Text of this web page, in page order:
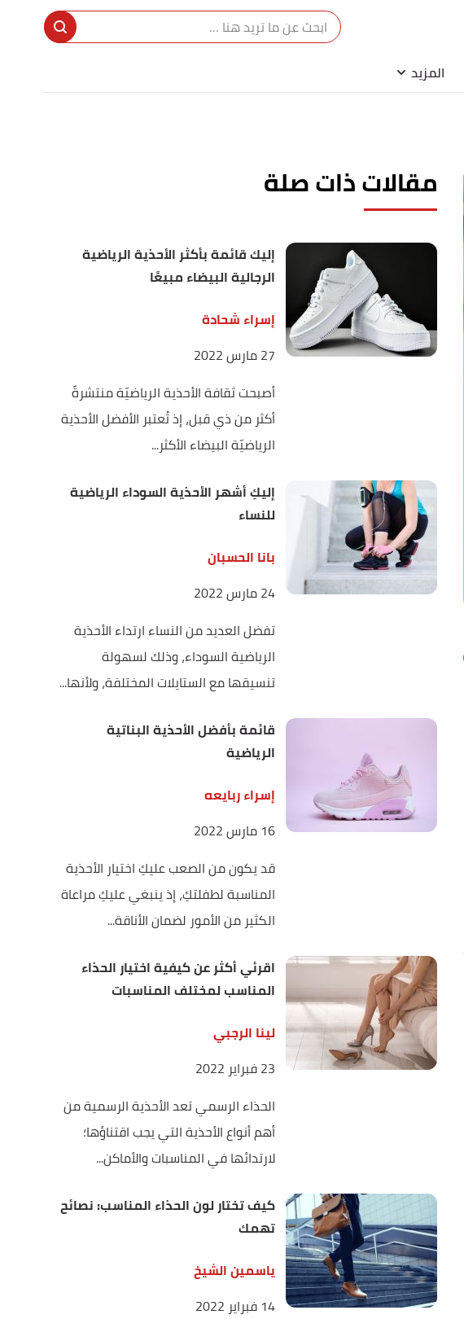
المزيد
مقالات ذات صلة
إليك قائمة بأكثر الأحذية الرياضية
الرجالية البيضاء مبيعًا
إسراء شحادة
27 مارس 2022
أصبحت ثقافة الأحذية الرياضيّة منتشرةً
أكثر من ذي قبل، إذ تُعتبر الأفضل الأحذية
الرياضيّة البيضاء الأكثر...
إليكِ أشهر الأحذية السوداء الرياضية
للنساء
بانا الحسبان
24 مارس 2022
تفضل العديد من النساء ارتداء الأحذية
الرياضية السوداء، وذلك لسهولة
تنسيقها مع الستايلات المختلفة، ولأنها...
قائمة بأفضل الأحذية البناتية
الرياضية
إسراء ربايعه
16 مارس 2022
قد يكون من الصعب عليكِ اختيار الأحذية
المناسبة لطفلتكِ، إذ ينبغي عليكِ مراعاة
الكثير من الأمور لضمان الأناقة...
اقرئي أكثر عن كيفية اختيار الحذاء
المناسب لمختلف المناسبات
لينا الرجبي
23 فبراير 2022
الحذاء الرسمي تعد الأحذية الرسمية من
أهم أنواع الأحذية التي يجب اقتناؤها؛
لارتدائها في المناسبات والأماكن...
كيف تختار لون الحذاء المناسب: نصائح
تهمك
ياسمين الشيخ
14 فبراير 2022